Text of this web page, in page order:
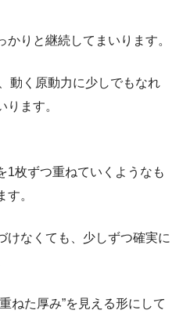
りと継続してまいります。
動く原動力に少しでもなれ
ります。
1枚ずつ重ねていくようなも
。
けなくても、少しずつ確実に
ねた厚み”を見える形にして